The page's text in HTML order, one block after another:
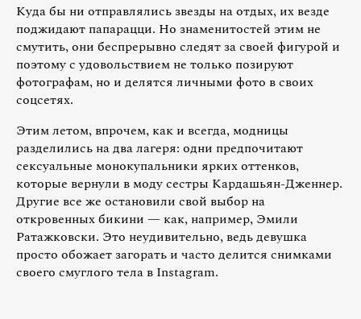
Куда бы ни отправлялись звезды на отдых, их везде
поджидают папарацци. Но знаменитостей этим не
смутить, они беспрерывно следят за своей фигурой и
поэтому с удовольствием не только позируют
фотографам, но и делятся личными фото в своих
соцсетях.
Этим летом, впрочем, как и всегда, модницы
разделились на два лагеря: одни предпочитают
сексуальные монокупальники ярких оттенков,
которые вернули в моду сестры Кардашьян-Дженнер.
Другие все же остановили свой выбор на
откровенных бикини — как, например, Эмили
Ратажковски. Это неудивительно, ведь девушка
просто обожает загорать и часто делится снимками
своего смуглого тела в Instagram.